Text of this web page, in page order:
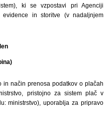
ki se vzpostavi pri Agenciji
in storitve (v nadaljnjem
in način prenosa podatkov o plačah
pristojno za sistem plač v
ministrstvo), uporablja za pripravo